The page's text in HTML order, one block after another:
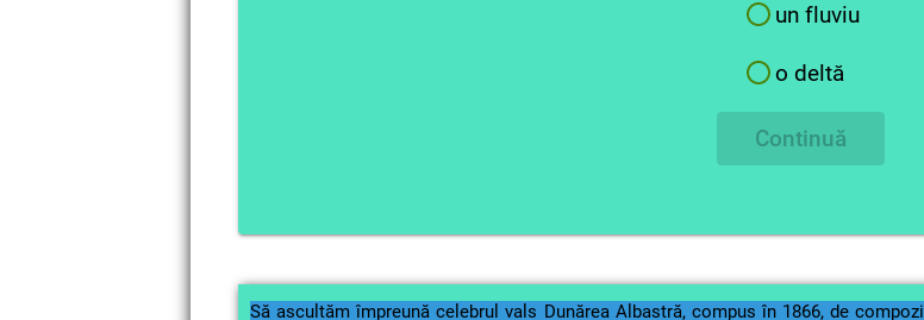
un fluviu
o deltă
Continuă
Să ascultăm împreună celebrul vals Dunărea Albastră, compus în 1866, de